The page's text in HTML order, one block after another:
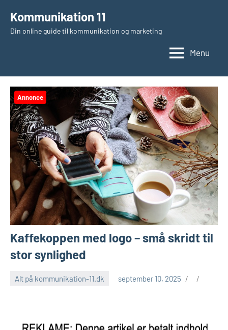
indhold
Kommunikation 11
Din online guide til kommunikation og marketing
Menu
Annonce
Kaffekoppen med logo – små skridt til
stor synlighed
Alt på kommunikation-11.dk september 10, 2025